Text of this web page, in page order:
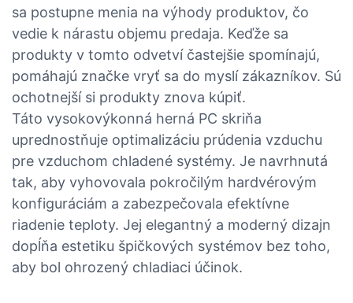
sa postupne menia na výhody produktov, čo
vedie k nárastu objemu predaja. Keďže sa
produkty v tomto odvetví častejšie spomínajú,
pomáhajú značke vryť sa do myslí zákazníkov. Sú
ochotnejší si produkty znova kúpiť.
Táto vysokovýkonná herná PC skriňa
uprednostňuje optimalizáciu prúdenia vzduchu
pre vzduchom chladené systémy. Je navrhnutá
tak, aby vyhovovala pokročilým hardvérovým
konfiguráciám a zabezpečovala efektívne
riadenie teploty. Jej elegantný a moderný dizajn
dopĺňa estetiku špičkových systémov bez toho,
aby bol ohrozený chladiaci účinok.